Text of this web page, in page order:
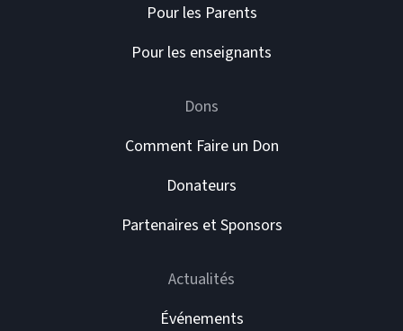
Pour les Parents
Pour les enseignants
Dons
Comment Faire un Don
Donateurs
Partenaires et Sponsors
Actualités
Événements